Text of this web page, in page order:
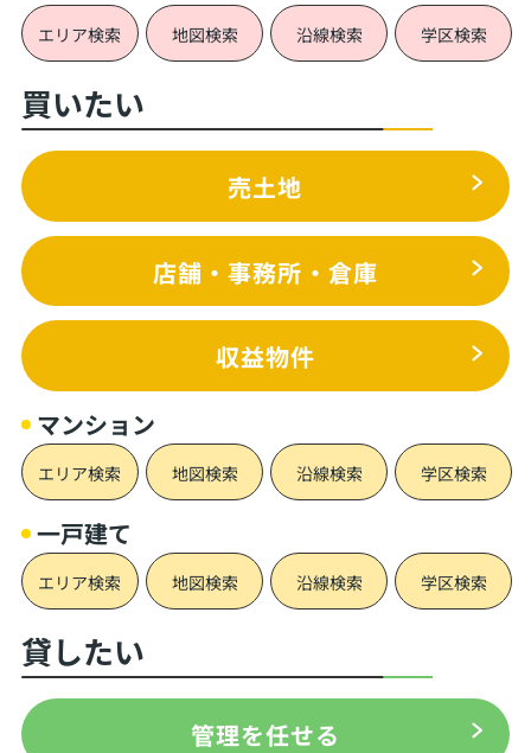
エリア検索 地図検索 沿線検索 学区検索
買いたい
売土地
店舗・事務所・倉庫
収益物件
マンション
エリア検索 地図検索 沿線検索 学区検索
一戸建て
エリア検索 地図検索 沿線検索 学区検索
貸したい
管理を任せる